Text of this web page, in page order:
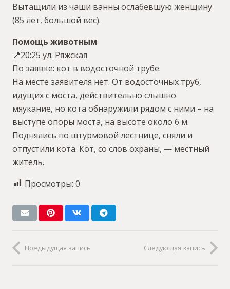
Вытащили из чаши ванны ослабевшую женщину
(85 лет, большой вес).
Помощь животным
📍20:25 ул. Ряжская
По заявке: кот в водосточной трубе.
На месте заявителя нет. От водосточных труб,
идущих с моста, действительно слышно
мяукание, но кота обнаружили рядом с ними – на
выступе опоры моста, на высоте около 6 м.
Поднялись по штурмовой лестнице, сняли и
отпустили кота. Кот, со слов охраны, — местный
житель.
Просмотры: 0
Предыдущая запись Следующая запись